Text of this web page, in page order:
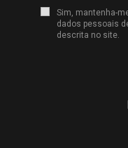
Sim, mantenha-
dados pessoais
descrita no site.